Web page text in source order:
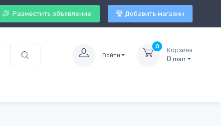
Разместить объявление Добавить магазин
Войти
0
Корзина
0 man